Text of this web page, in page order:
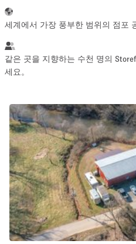
Photo
Shooting
Conference
공간 유형
Advertisement Space
세계에서 가장 풍부한 범위의 점포
같은 곳을 지향하는 수천 명의
세요。